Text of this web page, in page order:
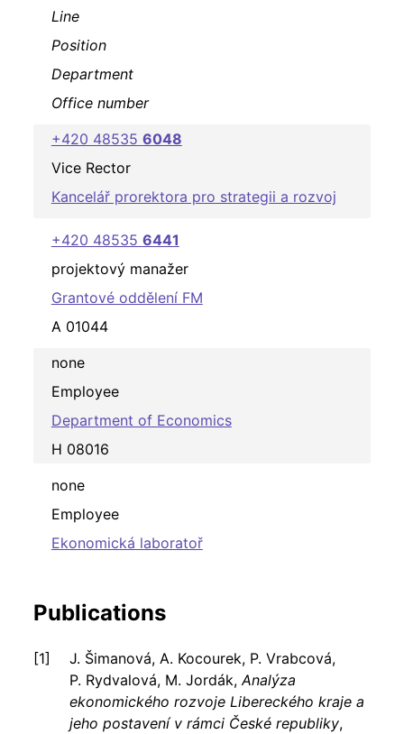
Line
Position
Department
Office number
+420 48535 6048
Vice Rector
Kancelář prorektora pro strategii a rozvoj
+420 48535 6441
projektový manažer
Grantové oddělení FM
A 01044
none
Employee
Department of Economics
H 08016
none
Employee
Ekonomická laboratoř
Publications
J. Šimanová, A. Kocourek, P. Vrabcová,
P. Rydvalová, M. Jordák,Analýza
ekonomického rozvoje Libereckého kraje a
jeho postavení v rámci České republiky,